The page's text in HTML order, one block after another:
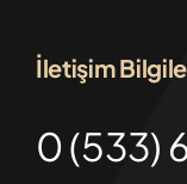
İletişim
0 (533)